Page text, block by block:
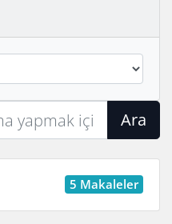
Ara
5 Makaleler